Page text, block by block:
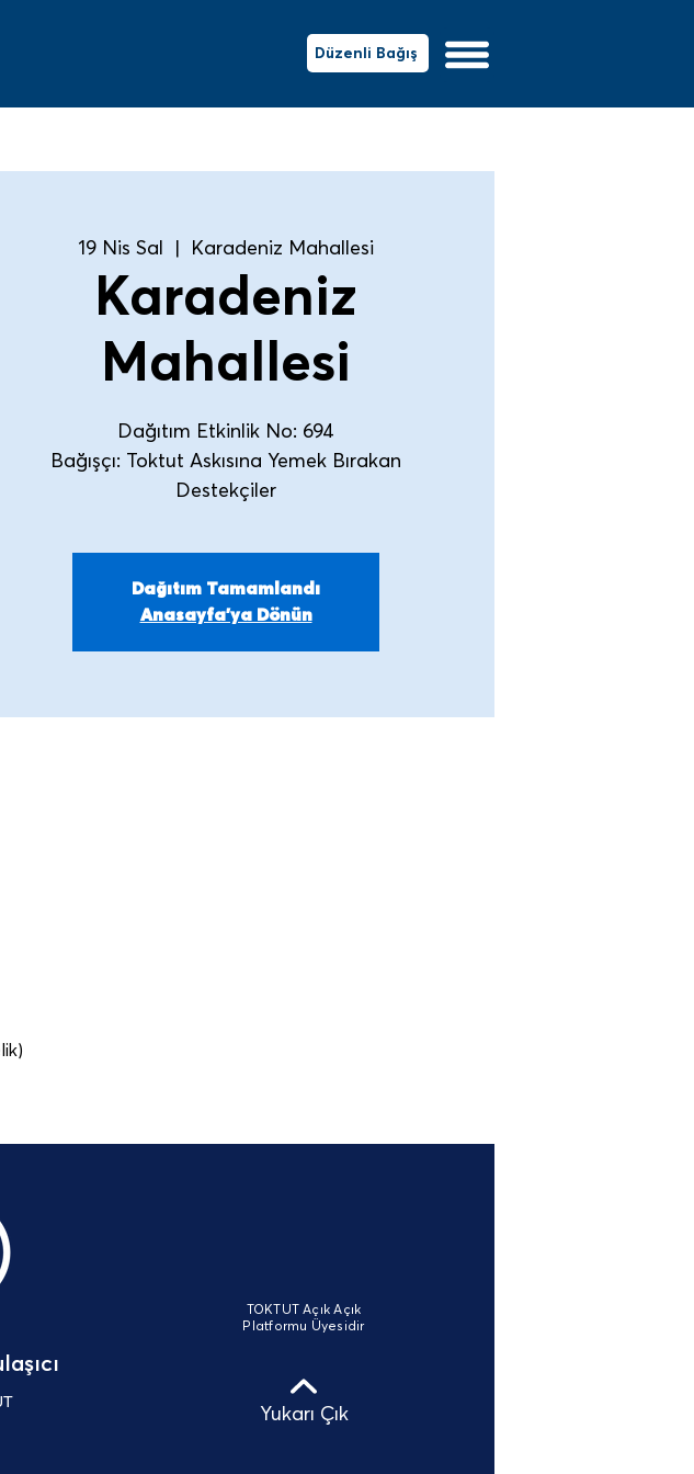
Düzenli Bağış
19 Nis Sal Karadeniz Mahallesi
Karadeniz
Mahallesi
Dağıtım Etkinlik No: 694
Bağışçı: Toktut Askısına Yemek Bırakan
Destekçiler
Dağıtım Tamamlandı
Anasayfa'ya Dönün
TOKTUT Açık Açık
Platformu Üyesidir
Yukarı Çık